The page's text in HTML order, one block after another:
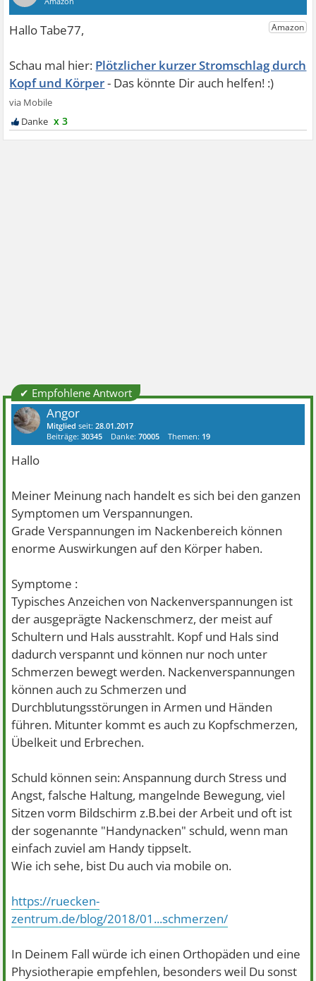
Plötzlicher kurzer Stromschlag durch
Kopf und Körper
x 3
✔ Empfohlene Antwort
Angor
Mitglied seit:28.01.2017
Beiträge:30345 Danke:70005 Themen: 19
Hallo
Meiner Meinung nach handelt es sich bei den ganzen
Symptomen um Verspannungen.
Grade Verspannungen im Nackenbereich können
enorme Auswirkungen auf den Körper haben.
Symptome :
Typisches Anzeichen von Nackenverspannungen ist
der ausgeprägte Nackenschmerz, der meist auf
Schultern und Hals ausstrahlt. Kopf und Hals sind
dadurch verspannt und können nur noch unter
Schmerzen bewegt werden. Nackenverspannungen
können auch zu Schmerzen und
Durchblutungsstörungen in Armen und Händen
führen. Mitunter kommt es auch zu Kopfschmerzen,
Übelkeit und Erbrechen.
Schuld können sein: Anspannung durch Stress und
Angst, falsche Haltung, mangelnde Bewegung, viel
Sitzen vorm Bildschirm z.B.bei der Arbeit und oft ist
der sogenannte "Handynacken" schuld, wenn man
einfach zuviel am Handy tippselt.
Wie ich sehe, bist Du auch via mobile on.
https://ruecken-
zentrum.de/blog/2018/01...schmerzen/
In Deinem Fall würde ich einen Orthopäden und eine
Physiotherapie empfehlen, besonders weil Du sonst